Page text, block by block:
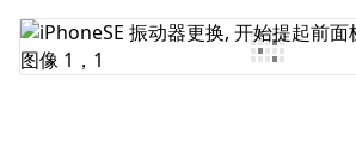
添加评论